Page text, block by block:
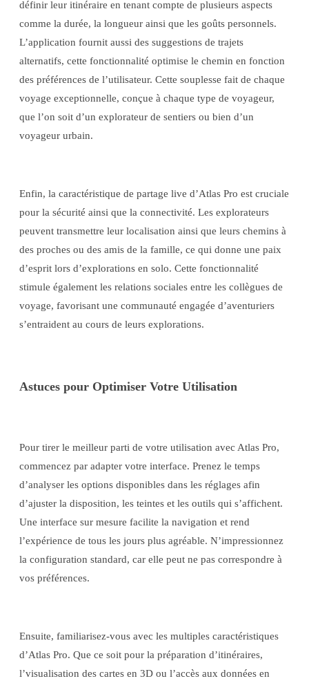
définir leur itinéraire en tenant compte de plusieurs aspects
comme la durée, la longueur ainsi que les goûts personnels.
L’application fournit aussi des suggestions de trajets
alternatifs, cette fonctionnalité optimise le chemin en fonction
des préférences de l’utilisateur. Cette souplesse fait de chaque
voyage exceptionnelle, conçue à chaque type de voyageur,
que l’on soit d’un explorateur de sentiers ou bien d’un
voyageur urbain.
Enfin, la caractéristique de partage live d’Atlas Pro est cruciale
pour la sécurité ainsi que la connectivité. Les explorateurs
peuvent transmettre leur localisation ainsi que leurs chemins à
des proches ou des amis de la famille, ce qui donne une paix
d’esprit lors d’explorations en solo. Cette fonctionnalité
stimule également les relations sociales entre les collègues de
voyage, favorisant une communauté engagée d’aventuriers
s’entraident au cours de leurs explorations.
Astuces pour Optimiser Votre Utilisation
Pour tirer le meilleur parti de votre utilisation avec Atlas Pro,
commencez par adapter votre interface. Prenez le temps
d’analyser les options disponibles dans les réglages afin
d’ajuster la disposition, les teintes et les outils qui s’affichent.
Une interface sur mesure facilite la navigation et rend
l’expérience de tous les jours plus agréable. N’impressionnez
la configuration standard, car elle peut ne pas correspondre à
vos préférences.
Ensuite, familiarisez-vous avec les multiples caractéristiques
d’Atlas Pro. Que ce soit pour la préparation d’itinéraires,
l’visualisation des cartes en 3D ou l’accès aux données en